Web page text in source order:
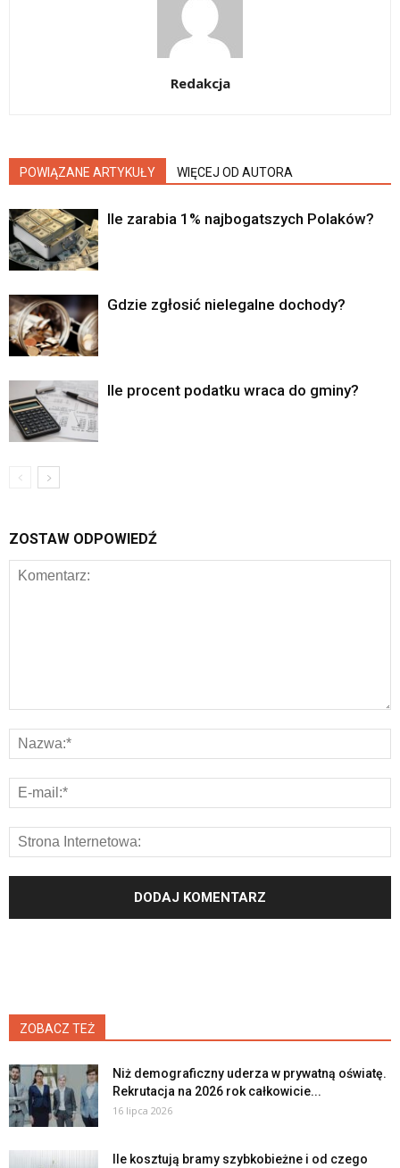
Redakcja
POWIĄZANE ARTYKUŁY WIĘCEJ OD AUTORA
Ile zarabia 1% najbogatszych Polaków?
Gdzie zgłosić nielegalne dochody?
Ile procent podatku wraca do gminy?
ZOSTAW ODPOWIEDŹ
ZOBACZ TEŻ
Niż demograficzny uderza w prywatną oświatę.
Rekrutacja na 2026 rok całkowicie...
16 lipca 2026
Ile kosztują bramy szybkobieżne i od czego